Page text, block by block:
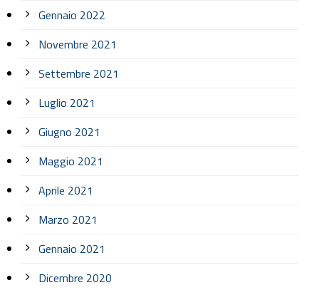
Gennaio 2022
Novembre 2021
Settembre 2021
Luglio 2021
Giugno 2021
Maggio 2021
Aprile 2021
Marzo 2021
Gennaio 2021
Dicembre 2020